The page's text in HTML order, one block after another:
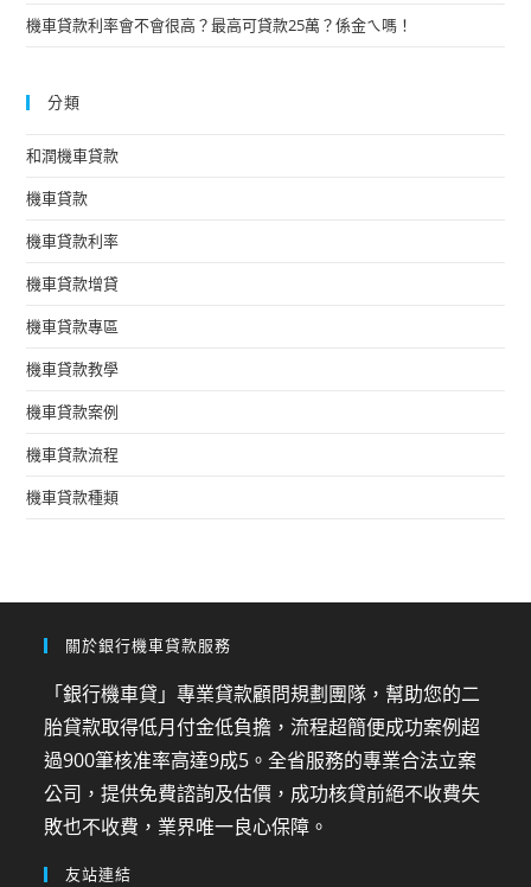
機車貸款利率會不會很高？最高可貸款25萬？係金ㄟ嗎！
分類
和潤機車貸款
機車貸款
機車貸款利率
機車貸款增貸
機車貸款專區
機車貸款教學
機車貸款案例
機車貸款流程
機車貸款種類
關於銀行機車貸款服務
「銀行機車貸」專業貸款顧問規劃團隊，幫助您的二
胎貸款取得低月付金低負擔，流程超簡便成功案例超
過900筆核准率高達9成5。全省服務的專業合法立案
公司，提供免費諮詢及估價，成功核貸前絕不收費失
敗也不收費，業界唯一良心保障。
友站連結